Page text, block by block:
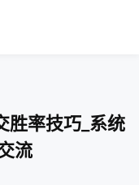
胜率技巧_系统
流